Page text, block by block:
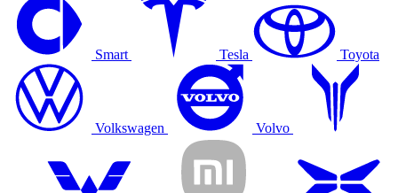
Smart Tesla Toyota
Volkswagen Volvo